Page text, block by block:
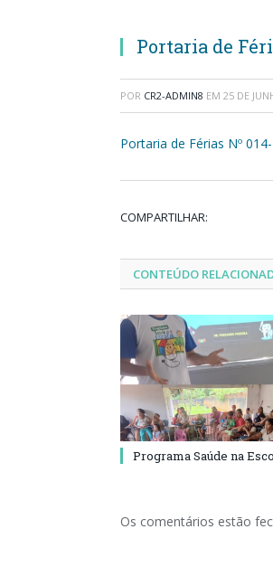
Portaria de
POR CR2-ADMIN8 EM 25 DE
Portaria de Férias Nº
COMPARTILHAR:
CONTEÚDO
Programa Saúde na
Os comentários estão